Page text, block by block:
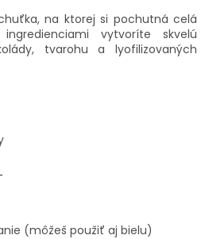
na ktorej si pochutná celá
vytvoríte skvelú
tvarohu a lyofilizovaných
(môžeš použiť aj bielu)